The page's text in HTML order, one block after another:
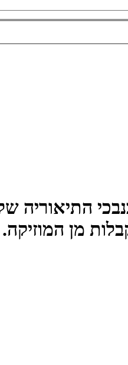
התיאוריה
מן המוזיקה.